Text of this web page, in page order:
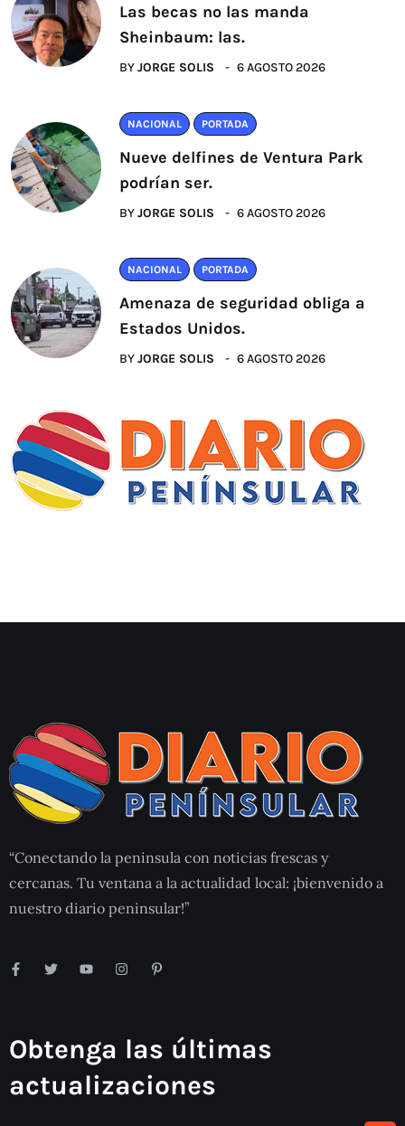
Las becas no las manda
Sheinbaum: las.
BYJORGE SOLIS 6 AGOSTO 2026
NACIONAL PORTADA
Nueve delfines de Ventura Park
podrían ser.
BYJORGE SOLIS 6 AGOSTO 2026
NACIONAL PORTADA
Amenaza de seguridad obliga a
Estados Unidos.
BYJORGE SOLIS 6 AGOSTO 2026
“Conectando la peninsula con noticias frescas y
cercanas. Tu ventana a la actualidad local: ¡bienvenido a
nuestro diario peninsular!”
Obtenga las últimas
actualizaciones